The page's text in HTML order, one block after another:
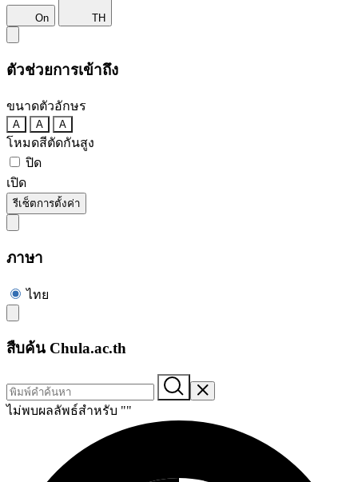
On TH
ตัวช่วยการเข้าถึง
ขนาดตัวอักษร
A A A
โหมดสีตัดกันสูง
ปิด
เปิด
รีเซ็ตการตั้งค่า
ภาษา
ไทย
สืบค้น Chula.ac.th
ไม่พบผลลัพธ์สำหรับ ""